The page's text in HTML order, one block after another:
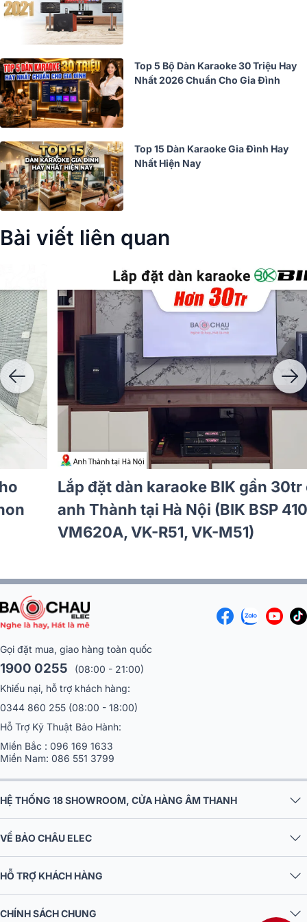
Top 5 Bộ Dàn Karaoke 30 Triệu Hay
Nhất 2026 Chuẩn Cho Gia Đình
Top 15 Dàn Karaoke Gia Đình Hay
Nhất Hiện Nay
Bài viết liên quan
Lắp đặt dàn karaoke JBL hơn 33tr cho
anh Huân tại TP HCM (JBL Pasion 10,
Philips CSS5561/70, Philips CSS3751/70,
Bksound SW612 MKII...)
Gọi đặt mua, giao hàng toàn quốc
1900 0255
(08:00 - 21:00)
Khiếu nại, hỗ trợ khách hàng:
0344 860 255 (08:00 - 18:00)
Hỗ Trợ Kỹ Thuật Bảo Hành:
Miền Bắc : 096 169 1633
Miền Nam: 086 551 3799
HỆ THỐNG 18 SHOWROOM, CỬA HÀNG ÂM THANH
VỀ BẢO CHÂU ELEC
HỖ TRỢ KHÁCH HÀNG
CHÍNH SÁCH CHUNG